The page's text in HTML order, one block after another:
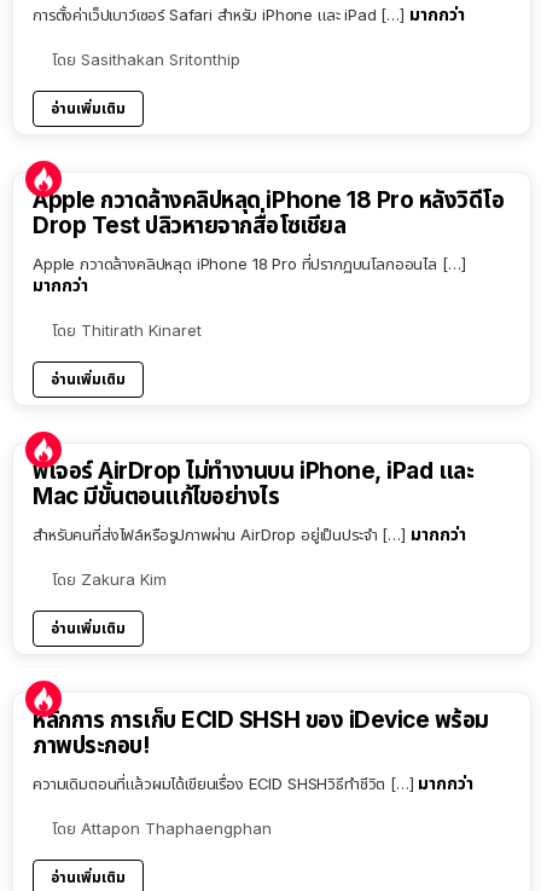
การตั้งค่าเว็ปเบาว์เซอร์ Safari สำหรับ iPhone และ iPad […] มากกว่า
โดย Sasithakan Sritonthip
อ่านเพิ่มเติม
Apple กวาดล้างคลิปหลุด iPhone 18 Pro หลังวิดีโอ
Drop Test ปลิวหายจากสื่อโซเชียล
Apple กวาดล้างคลิปหลุด iPhone 18 Pro ที่ปรากฏบนโลกออนไล […]
มากกว่า
โดย Thitirath Kinaret
อ่านเพิ่มเติม
ฟีเจอร์ AirDrop ไม่ทำงานบน iPhone, iPad และ
Mac มีขั้นตอนแก้ไขอย่างไร
สำหรับคนที่ส่งไฟล์หรือรูปภาพผ่าน AirDrop อยู่เป็นประจำ […] มากกว่า
โดย Zakura Kim
อ่านเพิ่มเติม
หลักการ การเก็บ ECID SHSH ของ iDevice พร้อม
ภาพประกอบ!
ความเดิมตอนที่แล้วผมได้เขียนเรื่อง ECID SHSHวิธีทำชีวิต […] มากกว่า
โดย Attapon Thaphaengphan
อ่านเพิ่มเติม